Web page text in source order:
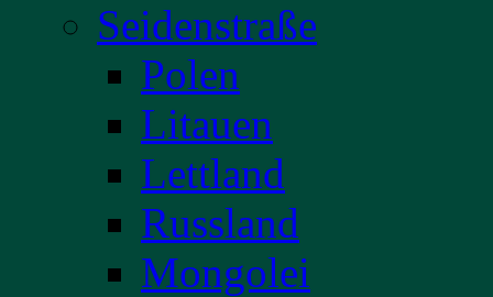
Seidenstraße
Polen
Litauen
Lettland
Russland
Mongolei